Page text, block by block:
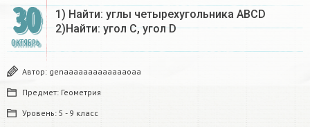
30
ОКТЯБРЬ
1) Найти: углы четырехугольника ABCD
2)Найти: угол C, угол D
Автор: genaaaaaaaaaaaaaoaa
Предмет: Геометрия
Уровень: 5 - 9 класс